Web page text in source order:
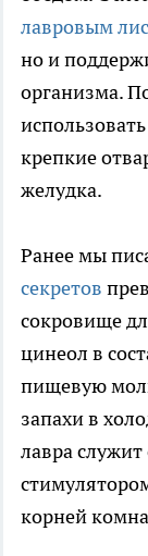
лавровым
но и
организма.
крепкие
желудка.
Ранее мы
секретов
сокровище
цинеол в
пищевую
запахи в
лавра
корней